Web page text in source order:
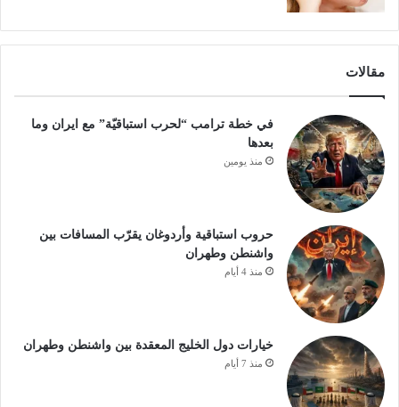
مقالات
في خطة ترامب “لحرب استباقيّة” مع ايران وما
بعدها
منذ يومين
حروب استباقية وأردوغان يقرّب المسافات بين
واشنطن وطهران
منذ 4 أيام
خيارات دول الخليج المعقدة بين واشنطن وطهران
منذ 7 أيام